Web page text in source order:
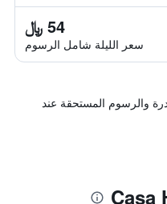
54 ﷼
سعر الليلة شامل الرسوم
والرسوم المستحقة عند